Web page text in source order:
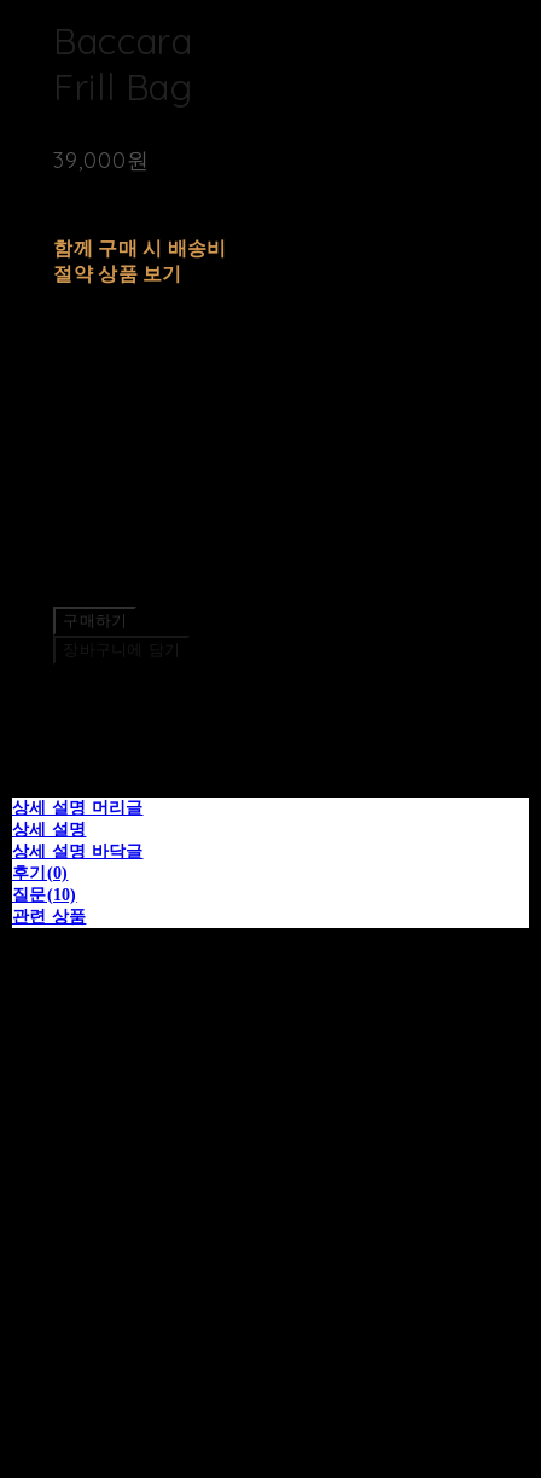
Baccara
Frill Bag
39,000원
함께 구매 시 배송비
절약 상품 보기
구매하기
장바구니에 담기
상세 설명 머리글
상세 설명
상세 설명 바닥글
후기(0)
질문(10)
관련 상품